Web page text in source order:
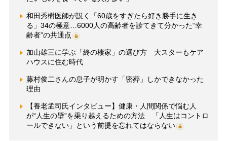
和田秀樹医師が説く「60歳をすぎたら好き勝手に生き
る」34の極意…6000人の高齢者を診てきて分かった“幸
齢者”の共通点
加山雄三に学ぶ「終の棲家」の選び方 大スターもケア
ハウスに住む時代
藤村俊二さんの息子が明かす「密葬」しかできなかった
理由
【養老孟司氏インタビュー】健康・人間関係で悩む人
が“人生の壁”を乗り越えるための方法 「人生はコントロ
ールできない」という前提を忘れてはならない